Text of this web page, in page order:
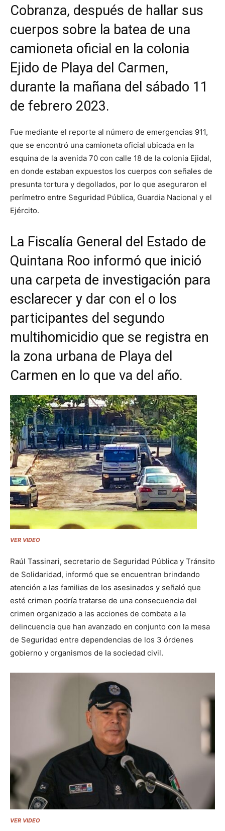
Cobranza, después de hallar sus
cuerpos sobre la batea de una
camioneta oficial en la colonia
Ejido de Playa del Carmen,
durante la mañana del sábado 11
de febrero 2023.
Fue mediante el reporte al número de emergencias 911,
que se encontró una camioneta oficial ubicada en la
esquina de la avenida 70 con calle 18 de la colonia Ejidal,
en donde estaban expuestos los cuerpos con señales de
presunta tortura y degollados, por lo que aseguraron el
perímetro entre Seguridad Pública, Guardia Nacional y el
Ejército.
La Fiscalía General del Estado de
Quintana Roo informó que inició
una carpeta de investigación para
esclarecer y dar con el o los
participantes del segundo
multihomicidio que se registra en
la zona urbana de Playa del
Carmen en lo que va del año.
VER VIDEO
Raúl Tassinari, secretario de Seguridad Pública y Tránsito
de Solidaridad, informó que se encuentran brindando
atención a las familias de los asesinados y señaló que
esté crimen podría tratarse de una consecuencia del
crimen organizado a las acciones de combate a la
delincuencia que han avanzado en conjunto con la mesa
de Seguridad entre dependencias de los 3 órdenes
gobierno y organismos de la sociedad civil.
VER VIDEO